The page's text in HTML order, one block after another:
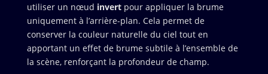
utiliser un nœud invertpour appliquer la brume
uniquement à l’arrière-plan. Cela permet de
conserver la couleur naturelle du ciel tout en
apportant un effet de brume subtile à l’ensemble de
la scène, renforçant la profondeur de champ.